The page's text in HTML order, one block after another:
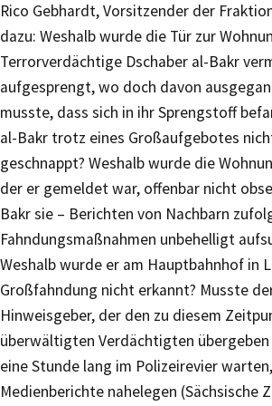
Rico Gebhardt, Vorsitzender der
dazu: Weshalb wurde die Tür zur
Terrorverdächtige Dschaber al-Bakr
aufgesprengt, wo doch davon
musste, dass sich in ihr Sprengstoff
al-Bakr trotz eines Großaufgebotes
geschnappt? Weshalb wurde die
der er gemeldet war, offenbar nicht
Bakr sie – Berichten von Nachbarn
Fahndungsmaßnahmen unbehelligt
Weshalb wurde er am Hauptbahnhof in
Großfahndung nicht erkannt? Musste
Hinweisgeber, der den zu diesem
überwältigten Verdächtigten
eine Stunde lang im Polizeirevier
Medienberichte nahelegen (Sächsische